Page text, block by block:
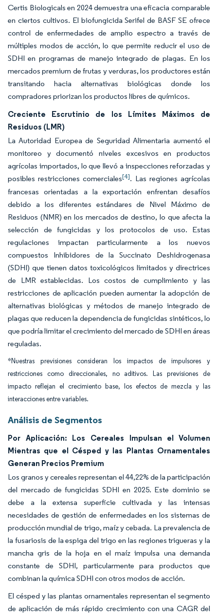
Certis Biologicals en 2024 demuestra una eficacia comparable
en ciertos cultivos. El biofungicida Serifel de BASF SE ofrece
control de enfermedades de amplio espectro a través de
múltiples modos de acción, lo que permite reducir el uso de
SDHI en programas de manejo integrado de plagas. En los
mercados premium de frutas y verduras, los productores están
transitando hacia alternativas biológicas donde los
compradores priorizan los productos libres de químicos.
Creciente Escrutinio de los Límites Máximos de
Residuos (LMR)
La Autoridad Europea de Seguridad Alimentaria aumentó el
monitoreo y documentó niveles excesivos en productos
agrícolas importados, lo que llevó a inspecciones reforzadas y
posibles restricciones comerciales[4]. Las regiones agrícolas
francesas orientadas a la exportación enfrentan desafíos
debido a los diferentes estándares de Nivel Máximo de
Residuos (NMR) en los mercados de destino, lo que afecta la
selección de fungicidas y los protocolos de uso. Estas
regulaciones impactan particularmente a los nuevos
compuestos Inhibidores de la Succinato Deshidrogenasa
(SDHI) que tienen datos toxicológicos limitados y directrices
de LMR establecidas. Los costos de cumplimiento y las
restricciones de aplicación pueden aumentar la adopción de
alternativas biológicas y métodos de manejo integrado de
plagas que reducen la dependencia de fungicidas sintéticos, lo
que podría limitar el crecimiento del mercado de SDHI en áreas
reguladas.
*Nuestras previsiones consideran los impactos de impulsores y
restricciones como direccionales, no aditivos. Las previsiones de
impacto reflejan el crecimiento base, los efectos de mezcla y las
interacciones entre variables.
Análisis de Segmentos
Por Aplicación: Los Cereales Impulsan el Volumen
Mientras que el Césped y las Plantas Ornamentales
Generan Precios Premium
Los granos y cereales representan el 44,22% de la participación
del mercado de fungicidas SDHI en 2025. Este dominio se
debe a la extensa superficie cultivada y las intensas
necesidades de gestión de enfermedades en los sistemas de
producción mundial de trigo, maíz y cebada. La prevalencia de
la fusariosis de la espiga del trigo en las regiones trigueras y la
mancha gris de la hoja en el maíz impulsa una demanda
constante de SDHI, particularmente para productos que
combinan la química SDHI con otros modos de acción.
El césped y las plantas ornamentales representan el segmento
de aplicación de más rápido crecimiento con una CAGR del